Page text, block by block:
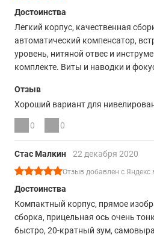
Достоинства
Легкий корпус, качественная
автоматический компенсатор,
уровень, нитяной отвес и
комплекте. Виты и наводки и
Отзыв
Хороший вариант для
0 0
Стас Малкин 22 декабря 2020
Отзыв добавлен с Яндекс
Достоинства
Компактный корпус, прямое
сборка, прицельная ось очень
быстро, 20-кратный зум,